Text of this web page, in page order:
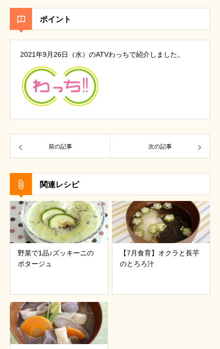
ポイント
2021年9月26日（水）のATVわっちで紹介しました。
前の記事 次の記事
関連レシピ
野菜で1品♪ズッキーニの
ポタージュ
【7月食育】オクラと長芋
のとろろ汁